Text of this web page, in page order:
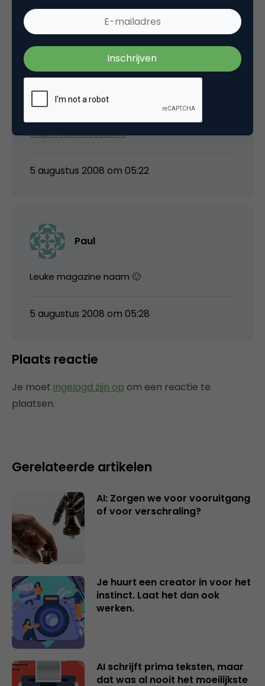
deze producten is veel onduidelijkheid. En is
het blad ook interessant voor mensen die
geld over hebben. Kijk voor een mogelijke
samenwerking dan naar partijen als FX.nl en
Evestor.nl.
http://www.fx.nl
http://www.evestor.nl
5 augustus 2008 om 05:22
Paul
Leuke magazine naam 🙂
5 augustus 2008 om 05:28
Plaats reactie
Je moet ingelogd zijn op om een reactie te
plaatsen.
Gerelateerde artikelen
AI: Zorgen we voor vooruitgang
of voor verschraling?
Je huurt een creator in voor het
instinct. Laat het dan ook
werken.
AI schrijft prima teksten, maar
dat was al nooit het moeilijkste